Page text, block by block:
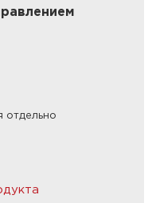
отдельно